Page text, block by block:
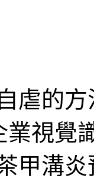
虐的方
業視覺
甲溝